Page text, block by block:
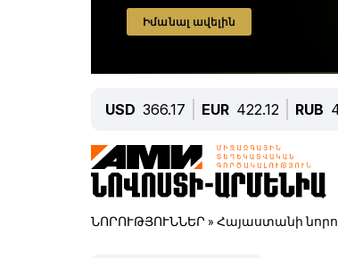
USD 366.17 EUR 422.12 RUB
ՆՈՐՈՒԹՅՈՒՆՆԵՐ » Հայաստանի